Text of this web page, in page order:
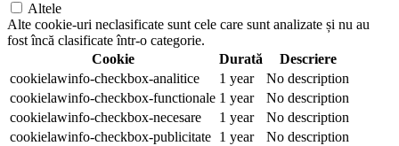
Altele
Alte cookie-uri neclasificate sunt cele care sunt analizate și nu au
fost încă clasificate într-o categorie.
Cookie
Durată
Descriere
cookielawinfo-checkbox-analitice
1 year
No description
cookielawinfo-checkbox-functionale 1 year
No description
cookielawinfo-checkbox-necesare
1 year
No description
cookielawinfo-checkbox-publicitate 1 year
No description